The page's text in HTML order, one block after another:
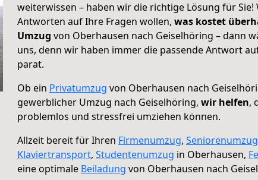
weiterwissen – haben wir die richtige Lösung für Sie!
Antworten auf Ihre Fragen wollen, was kostet
Umzug von Oberhausen nach Geiselhöring – dann
uns, denn wir haben immer die passende Antwort
parat.
Ob ein Privatumzug von Oberhausen nach
gewerblicher Umzug nach Geiselhöring, wir helfen,
problemlos und stressfrei umziehen können.
Allzeit bereit für Ihren Firmenumzug, Seniorenumzug
Klaviertransport, Studentenumzug in Oberhausen,
eine optimale Beiladung von Oberhausen nach